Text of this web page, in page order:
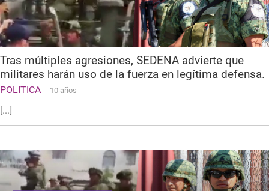
Tras múltiples agresiones, SEDENA advierte que
militares harán uso de la fuerza en legítima defensa.
POLITICA 10 años
[...]